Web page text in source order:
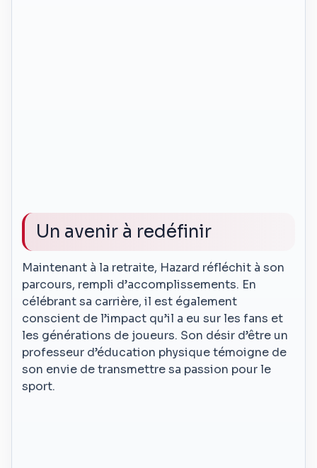
Un avenir à redéfinir
Maintenant à la retraite, Hazard réfléchit à son
parcours, rempli d’accomplissements. En
célébrant sa carrière, il est également
conscient de l’impact qu’il a eu sur les fans et
les générations de joueurs. Son désir d’être un
professeur d’éducation physique témoigne de
son envie de transmettre sa passion pour le
sport.